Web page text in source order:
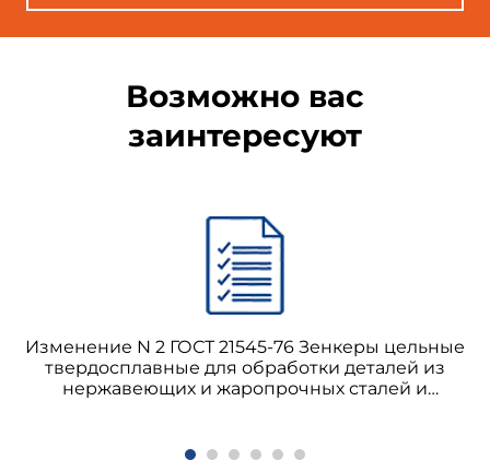
Возможно вас
заинтересуют
Изменение N 2 ГОСТ 21545-76 Зенкеры цельные
твердосплавные для обработки деталей из
нержавеющих и жаропрочных сталей и